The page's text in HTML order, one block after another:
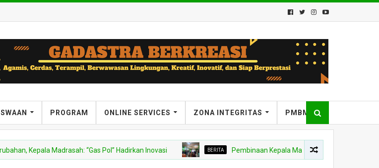
PROGRAM ONLINE SERVICES ZONA INTEGRITAS PMBM
Madrasah: “Gas Pol” Hadirkan Inovasi BERITA Pembinaan Kepala Madrasah: Penguatan Program